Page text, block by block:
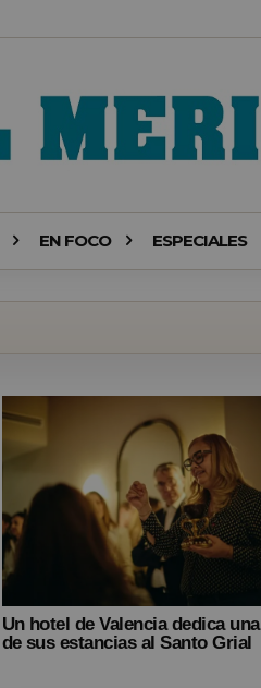
EN FOCO ESPECIALES
Un hotel de Valencia dedica una
de sus estancias al Santo Grial